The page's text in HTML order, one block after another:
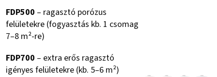
FDP500 – ragasztó porózus
felületekre (fogyasztás kb. 1 csomag
7–8 m²-re)
FDP700 – extra erős ragasztó
igényes felületekre (kb. 5–6 m²)